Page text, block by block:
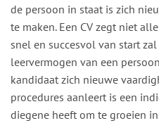
de persoon in staat is zich
te maken. Een CV zegt niet
snel en succesvol van start zal
leervermogen van een
kandidaat zich nieuwe
procedures aanleert is een
diegene heeft om te groeien